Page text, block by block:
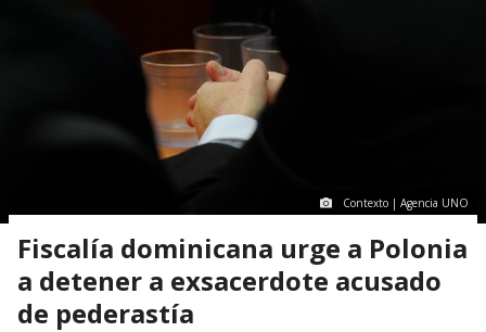
Contexto | Agencia UNO
Fiscalía dominicana urge a Polonia
a detener a exsacerdote acusado
de pederastía